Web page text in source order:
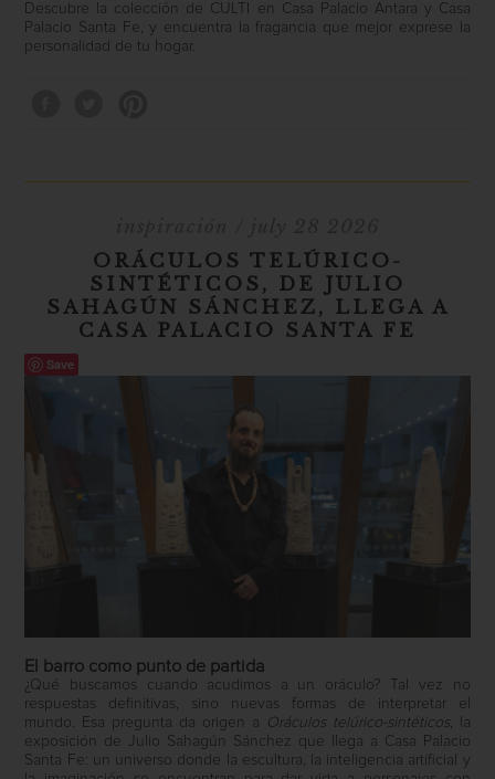
Descubre la colección de CULTI en Casa Palacio Antara y Casa
Palacio Santa Fe, y encuentra la fragancia que mejor exprese la
personalidad de tu hogar.
ORÁCULOS TELÚRICO-
SINTÉTICOS, DE JULIO
SAHAGÚN SÁNCHEZ, LLEGA A
CASA PALACIO SANTA FE
Save
El barro como punto de partida
¿Qué buscamos cuando acudimos a un oráculo? Tal vez no
respuestas definitivas, sino nuevas formas de interpretar el
mundo. Esa pregunta da origen a
Oráculos telúrico-sintéticos, la
exposición de Julio Sahagún Sánchez que llega a Casa Palacio
Santa Fe: un universo donde la escultura, la inteligencia artificial y